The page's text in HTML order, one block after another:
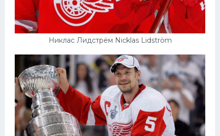
Никлас Лидстрём Nicklas Lidström